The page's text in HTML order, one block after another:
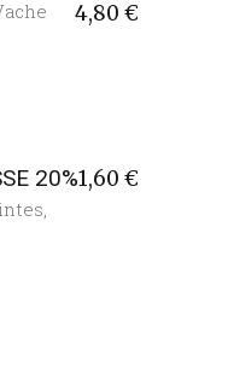
4,80 €
20%1,60 €